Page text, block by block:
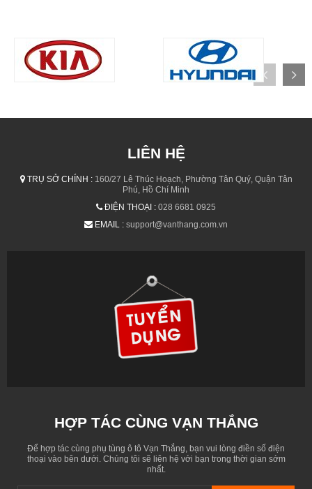
LIÊN HỆ
TRỤ SỞ CHÍNH :160/27 Lê Thúc Hoạch, Phường Tân Quý, Quận Tân
Phú, Hồ Chí Minh
ĐIỆN THOẠI : 028 6681 0925
EMAIL : support@vanthang.com.vn
HỢP TÁC CÙNG VẠN THẮNG
Để hợp tác cùng phụ tùng ô tô Vạn Thắng, bạn vui lòng điền số điện
thoại vào bên dưới. Chúng tôi sẽ liên hệ với bạn trong thời gian sớm
nhất.